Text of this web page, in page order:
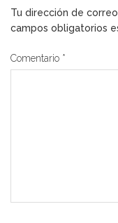
Tu dirección de
campos obligatorios
Comentario *